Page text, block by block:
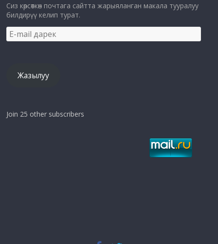
Сиз көрсөткөн почтага сайтта жарыяланган макала тууралуу
билдирүү келип турат.
E-
mail
Жазылуу
Join 25 other subscribers